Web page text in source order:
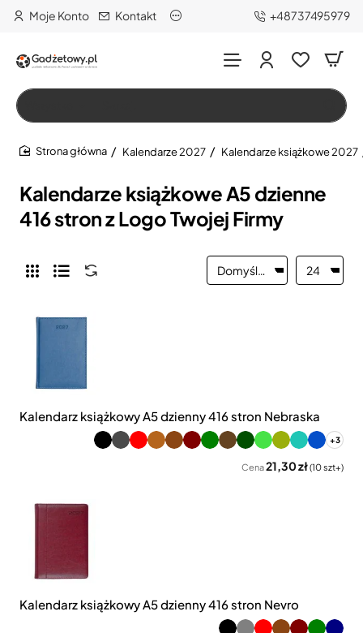
Moje Konto Kontakt +48737495979
Szukaj…
Kalendarze 2027 Kalendarze książkowe 2027
Kalendarze książkowe A5 dzienne
416 stron z Logo Twojej Firmy
Kalendarz książkowy A5 dzienny 416 stron Nebraska
+3
Cena21,30 zł(10 szt+)
Kalendarz książkowy A5 dzienny 416 stron Nevro